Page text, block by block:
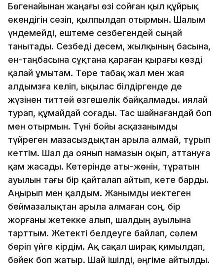
Бөгенайынан жаңағы өзі сойған қыл құйрық
екендігін сезіп, қылпылдап отырмын. Шалым
үндемейді, ештеме сезбегендей сыңай
танытады. Сезбеді десем, жылқының басына,
ен-таңбасына сұқтана қараған қырағы көзді
қалай ұмытам. Төре табақ жал мен жая
алдымзға келіп, ықылас білдіргенде де
жүзінен титтей өзгешелік байқалмады. Қиялай
турап, құмайдай соғады. Тас шайнағандай боп
мен отырмын. Түні бойы асқазанымды
түйреген мазасыздықтан арыла алмай, тұрып
кеттім. Шал да оянып намазын оқып, аттануға
қам жасады. Кетерінде аты-жөнін, тұратын
ауылын тағы бір қайталап айтып, кете барды.
Аңырып мен қалдым. Жанымды иектеген
беймазалықтан арыла алмаған соң, бір
жорғаны жетекке алып, шалдың ауылына
тарттым. Жетекті белдеуге байлап, сәлем
беріп үйге кірдім. Ақ сақал ширақ қимылдап,
бәйек боп жатыр. Шай ішілді, әңгіме айтылды.